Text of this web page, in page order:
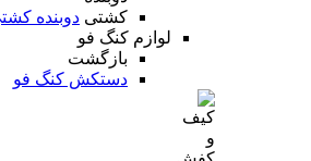
دوبنده
لوازم کنگ فو
بازگشت
دستکش کنگ فو